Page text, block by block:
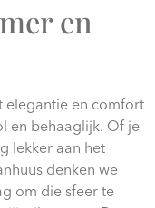
en
elegantie en comfort
en behaaglijk. Of je
lekker aan het
denken we
om die sfeer te